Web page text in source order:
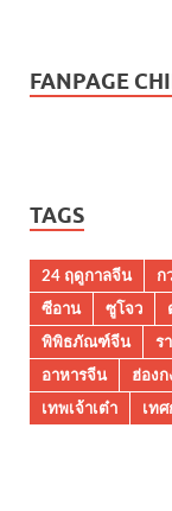
FANPAGE
TAGS
24 ฤดูกาลจีน ก
ซีอาน
ซูโจว
พิพิธภัณฑ์จีน
ร
อาหารจีน
ฮ่องก
เทพเจ้าเต๋า
เท